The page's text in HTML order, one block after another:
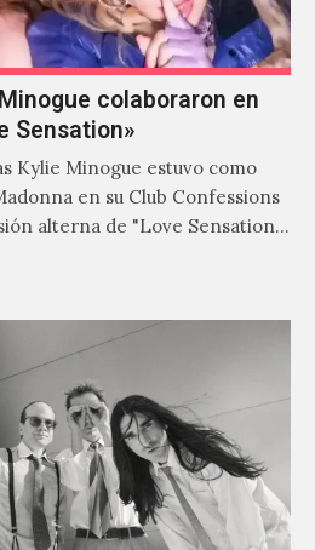
colaboraron en
Sensation»
Kylie Minogue estuvo como
en su Club Confessions
alterna de "Love Sensation",